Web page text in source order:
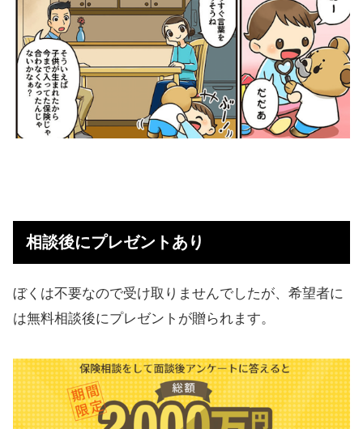
相談後にプレゼントあり
ぼくは不要なので受け取りませんでしたが、希望者に
は無料相談後にプレゼントが贈られます。